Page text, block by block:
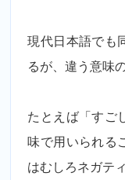
現代日本語でも
るが、違う意味
たとえば「すご
味で用いられる
はむしろネガテ